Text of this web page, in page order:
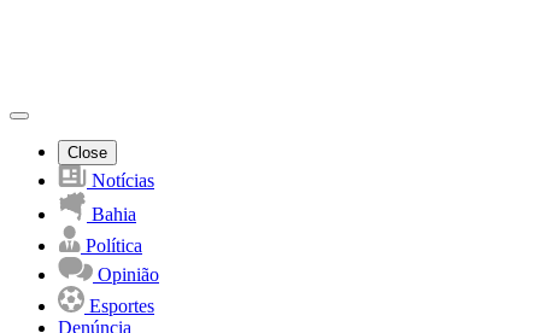
Close
Notícias
Bahia
Política
Opinião
Esportes
Denúncia